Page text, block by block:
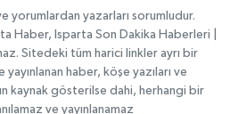
yorumlardan yazarları sorumludur.
Haber, Isparta Son Dakika Haberleri |
Sitedeki tüm harici linkler ayrı bir
yayınlanan haber, köşe yazıları ve
kaynak gösterilse dahi, herhangi bir
ve yayınlanamaz